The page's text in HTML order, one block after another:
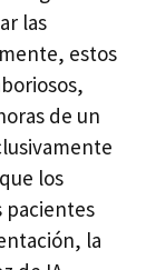
las
estos
de un
los
pacientes
la